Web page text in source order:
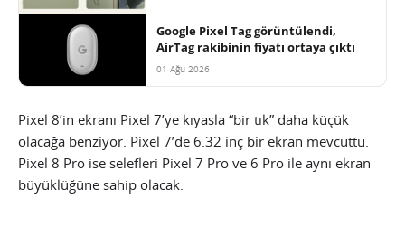
Google Pixel Tag görüntülendi,
AirTag rakibinin fiyatı ortaya çıktı
01 Ağu 2026
Pixel 8’in ekranı Pixel 7’ye kıyasla “bir tık” daha küçük
olacağa benziyor. Pixel 7’de 6.32 inç bir ekran mevcuttu.
Pixel 8 Pro ise selefleri Pixel 7 Pro ve 6 Pro ile aynı ekran
büyüklüğüne sahip olacak.